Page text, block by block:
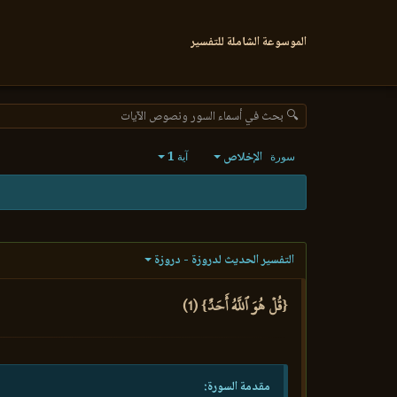
الموسوعة الشاملة للتفسير
🔍 بحث في أسماء السور ونصوص الآيات
سورة الإخلاص آية 1
التفسير الحديث لدروزة - دروزة
{قُلۡ هُوَ ٱللَّهُ أَحَدٌ} (1)
مقدمة السورة: